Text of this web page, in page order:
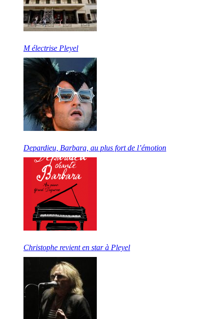
M électrise Pleyel
Depardieu, Barbara, au plus fort de l’émotion
Christophe revient en star à Pleyel